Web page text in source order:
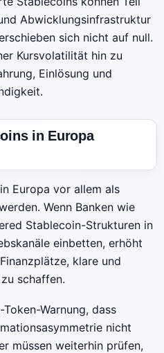
Abwicklungsinfrastruktur
sich nicht auf null.
Kursvolatilität hin zu
Einlösung und
in Europa
Europa vor allem als
Wenn Banken wie
Stablecoin-Strukturen in
einbetten, erhöht
klare und
schaffen.
Warnung, dass
nicht
müssen weiterhin prüfen,